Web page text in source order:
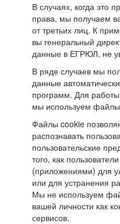
В случаях, когда это
права, мы получаем
от третьих лиц. К
вы генеральный
данные в ЕГРЮЛ, не
В ряде случаев мы
данные
программ. Для
мы используем
Файлы cookie
распознавать
пользовательские
того, как
(приложениями) для
или для устранения
Мы не используем
вашей личности как
сервисов.